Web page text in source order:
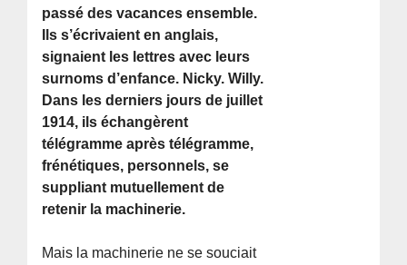
passé des vacances ensemble.
Ils s’écrivaient en anglais,
signaient les lettres avec leurs
surnoms d’enfance. Nicky. Willy.
Dans les derniers jours de juillet
1914, ils échangèrent
télégramme après télégramme,
frénétiques, personnels, se
suppliant mutuellement de
retenir la machinerie.
Mais la machinerie ne se souciait